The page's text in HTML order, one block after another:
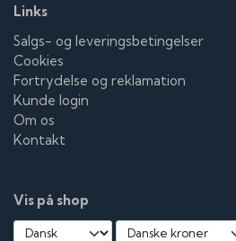
Links
Salgs- og leveringsbetingelser
Cookies
Fortrydelse og reklamation
Kunde login
Om os
Kontakt
Vis på shop